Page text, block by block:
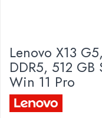
Standuri și Coolere Laptop
Alte accesorii
Card reader
Carcase
Placi de baza
Ventilatoare carcasa
Componente Renew/
Placi de baza REFURBISHED
Lenovo X13
DDR5, 512 GB
Win 11 Pro